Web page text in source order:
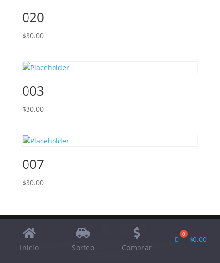
020
$30.00
003
$30.00
007
$30.00
Designed by Elegant Themes
| Powered by
Inicio Sorteo Comprar
$0.00